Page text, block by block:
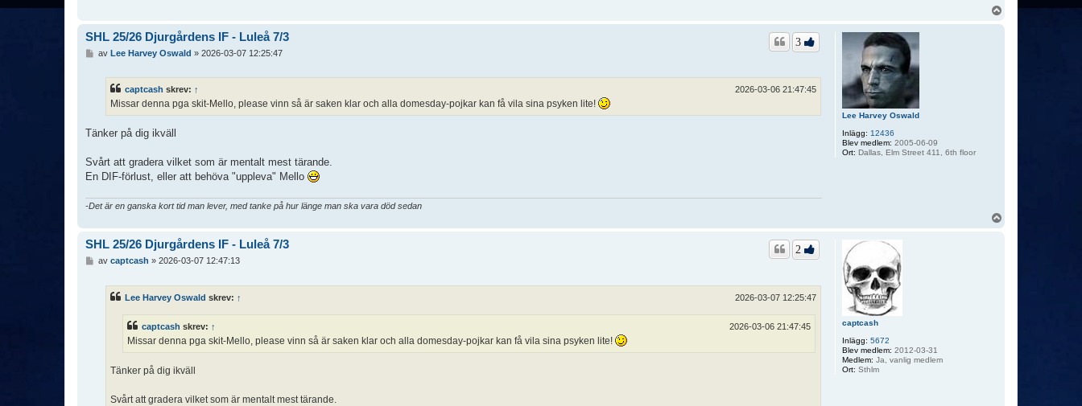
Lee Harvey Oswald
Inlägg: 12436
Blev medlem: 2005-06-09
Ort: Dallas, Elm Street 411, 6th floor
SHL 25/26 Djurgårdens IF - Luleå 7/3 3
av Lee Harvey Oswald » 2026-03-07 12:25:47
captcash skrev: ↑ 2026-03-06 21:47:45
Missar denna pga skit-Mello, please vinn så är saken klar och alla domesday-pojkar kan få vila sina psyken lite!
Tänker på dig ikväll
Svårt att gradera vilket som är mentalt mest tärande.
En DIF-förlust, eller att behöva "uppleva" Mello
-Det är en ganska kort tid man lever, med tanke på hur länge man ska vara död sedan
captcash
Inlägg: 5672
Blev medlem: 2012-03-31
Medlem: Ja, vanlig medlem
Ort: Sthlm
SHL 25/26 Djurgårdens IF - Luleå 7/3 2
av captcash » 2026-03-07 12:47:13
Lee Harvey Oswald skrev: ↑ 2026-03-07 12:25:47
captcash skrev: ↑ 2026-03-06 21:47:45
Missar denna pga skit-Mello, please vinn så är saken klar och alla domesday-pojkar kan få vila sina psyken lite!
Tänker på dig ikväll
Svårt att gradera vilket som är mentalt mest tärande.